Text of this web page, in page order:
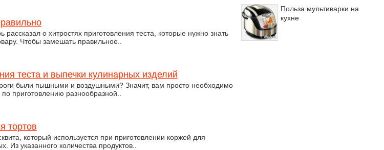
о хитростях приготовления теста, которые нужно знать
Чтобы замешать правильное..
теста и выпечки кулинарных изделий
были пышными и воздушными? Значит, вам просто необходимо
приготовлению разнообразной..
тортов
который используется при приготовлении коржей для
Из указанного количества продуктов..
Польза мультиварки на
кухне